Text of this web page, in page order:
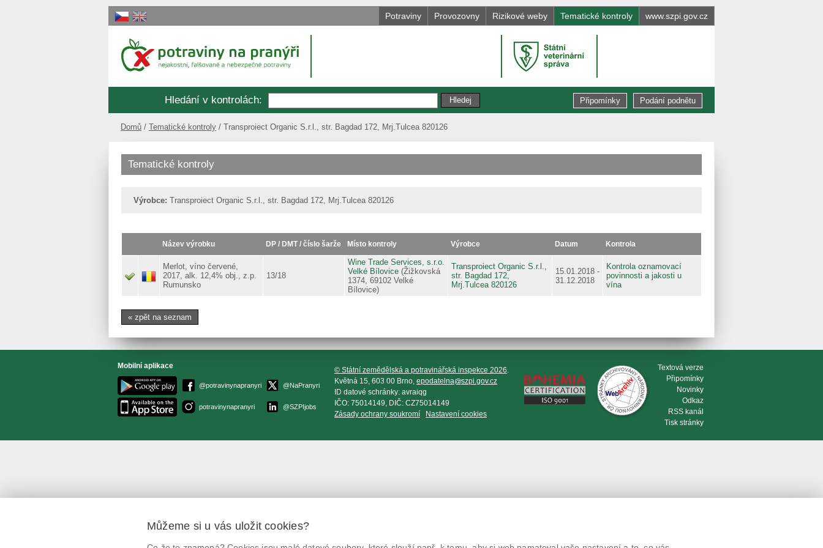
Potraviny Provozovny Rizikové weby Tematické kontroly www.szpi.gov.cz
Hledání v kontrolách: Podání podnětu
Připomínky
Domů Tematické kontroly Transproiect Organic S.r.l., str. Bagdad 172, Mrj.Tulcea 820126
Tematické kontroly
Výrobce: Transproiect Organic S.r.l., str. Bagdad 172, Mrj.Tulcea 820126
Název výrobku DP / DMT / číslo šarže Místo kontroly Výrobce Datum Kontrola
Merlot, víno červené,
2017, alk. 12,4% obj., z.p.
Rumunsko
13/18
Wine Trade Services, s.r.o.
Velké Bílovice (Žižkovská
1374, 69102 Velké
Bílovice)
Transproiect Organic S.r.l.,
str. Bagdad 172,
Mrj.Tulcea 820126
15.01.2018 -
31.12.2018
Kontrola oznamovací
povinnosti a jakosti u
vína
« zpět na seznam
Mobilní aplikace
@potravinynapranyri
potravinynapranyri
@NaPranyri
@SZPIjobs
© Státní zemědělská a potravinářská inspekce 2026.
Květná 15, 603 00 Brno, epodatelna
szpi.gov.cz
ID datové schránky: avraiqg
IČO: 75014149, DIČ: CZ75014149
Zásady ochrany soukromí
Nastavení cookies
Textová verze
Připomínky
Novinky
Odkaz
RSS kanál
Tisk stránky
Můžeme si u vás uložit cookies?